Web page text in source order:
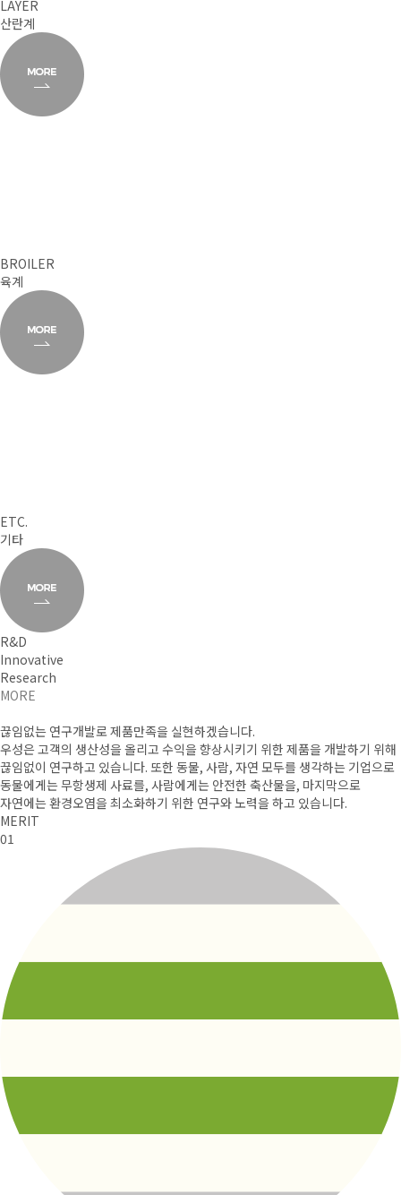
LAYER
산란계
BROILER
육계
ETC.
기타
R&D
Innovative
Research
MORE
끊임없는 연구개발로 제품만족을 실현하겠습니다.
우성은 고객의 생산성을 올리고 수익을 향상시키기 위한 제품을 개발하기 위해
끊임없이 연구하고 있습니다. 또한 동물, 사람, 자연 모두를 생각하는 기업으로
동물에게는무항생제 사료를, 사람에게는 안전한 축산물을, 마지막으로
자연에는환경오염을 최소화하기 위한 연구와 노력을 하고 있습니다.
MERIT
01